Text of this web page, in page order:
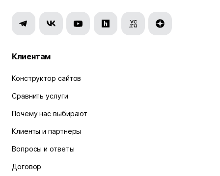
Клиентам
Конструктор сайтов
Сравнить услуги
Почему нас выбирают
Клиенты и партнеры
Вопросы и ответы
Договор